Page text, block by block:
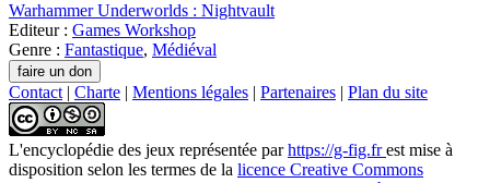
Warhammer Underworlds : Nightvault
Editeur : Games Workshop
Genre : Fantastique, Médiéval
Contact | Charte | Mentions légales | Partenaires | Plan du site
L'encyclopédie des jeux représentée parhttps://g-fig.frest mise à
disposition selon les termes de la licence Creative Commons